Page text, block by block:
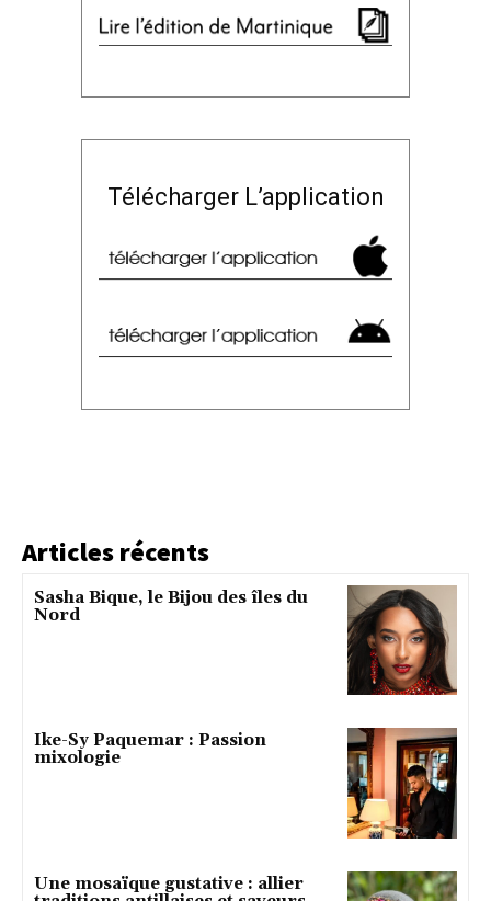
Télécharger L’application
Articles récents
Sasha Bique, le Bijou des îles du
Nord
Ike-Sy Paquemar : Passion
mixologie
Une mosaïque gustative : allier